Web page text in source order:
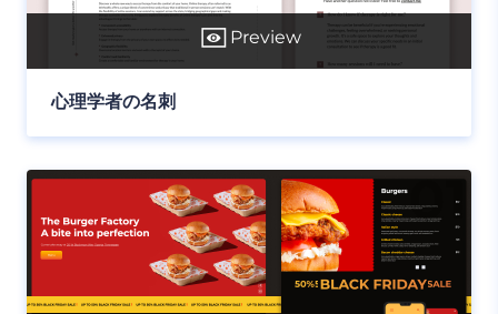
Preview
心理学者の名刺